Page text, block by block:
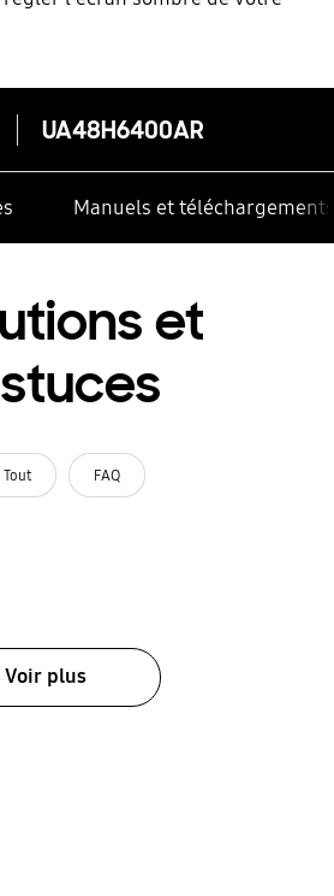
UA48H6400AR
Manuels et téléchargements
et
Tout FAQ
Voir plus